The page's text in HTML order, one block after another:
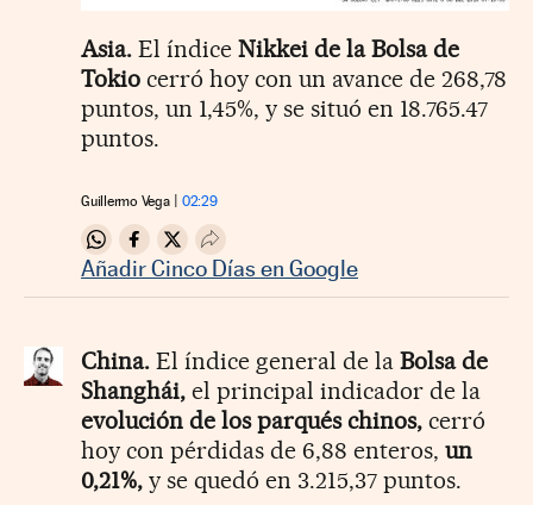
Asia. El índice Nikkei de la Bolsa de
Tokio cerró hoy con un avance de 268,78
puntos, un 1,45%, y se situó en 18.765.47
puntos.
Guillermo Vega 02:29
Compartir en Whatsapp
Compartir en Facebook
Compartir en Twitter
Desplegar Redes Sociales
Añadir Cinco Días en Google
China. El índice general de la Bolsa de
Shanghái, el principal indicador de la
evolución de los parqués chinos, cerró
hoy con pérdidas de 6,88 enteros, un
0,21%, y se quedó en 3.215,37 puntos.